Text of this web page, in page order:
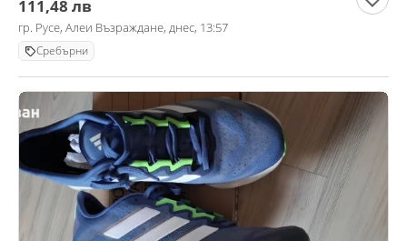
111,48 лв
гр. Русе, Алеи Възраждане, днес, 13:57
Сребърни